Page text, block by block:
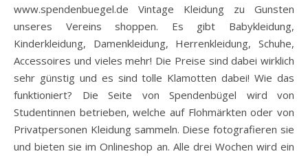
www.spendenbuegel.de Vintage Kleidung zu Gunsten
unseres Vereins shoppen. Es gibt Babykleidung,
Kinderkleidung, Damenkleidung, Herrenkleidung, Schuhe,
Accessoires und vieles mehr! Die Preise sind dabei wirklich
sehr günstig und es sind tolle Klamotten dabei! Wie das
funktioniert? Die Seite von Spendenbügel wird von
Studentinnen betrieben, welche auf Flohmärkten oder von
Privatpersonen Kleidung sammeln. Diese fotografieren sie
und bieten sie im Onlineshop an. Alle drei Wochen wird ein